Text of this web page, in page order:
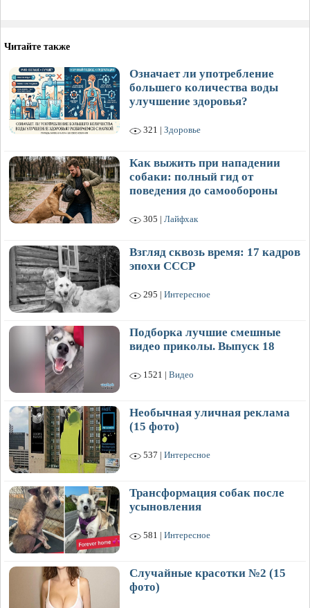
Читайте также
Означает ли употребление
большего количества воды
улучшение здоровья?
321 | Здоровье
Как выжить при нападении
собаки: полный гид от
поведения до самообороны
305 | Лайфхак
Взгляд сквозь время: 17 кадров
эпохи СССР
295 | Интересное
Подборка лучшие смешные
видео приколы. Выпуск 18
1521 | Видео
Необычная уличная реклама
(15 фото)
537 | Интересное
Трансформация собак после
усыновления
581 | Интересное
Случайные красотки №2 (15
фото)